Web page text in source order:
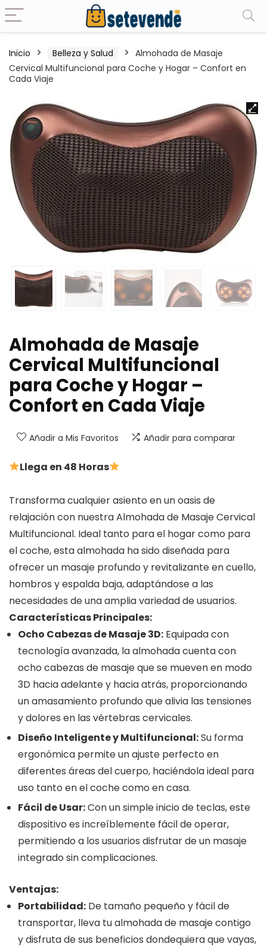
Inicio Belleza y Salud
Almohada de Masaje
Cervical Multifuncional para Coche y Hogar – Confort en
Cada Viaje
Almohada de Masaje
Cervical Multifuncional
para Coche y Hogar –
Confort en Cada Viaje
Añadir a Mis Favoritos Añadir para comparar
Llega en 48 Horas
Transforma cualquier asiento en un oasis de
relajación con nuestra Almohada de Masaje Cervical
Multifuncional. Ideal tanto para el hogar como para
el coche, esta almohada ha sido diseñada para
ofrecer un masaje profundo y revitalizante en cuello,
hombros y espalda baja, adaptándose a las
necesidades de una amplia variedad de usuarios.
Características Principales:
Ocho Cabezas de Masaje 3D: Equipada con
tecnología avanzada, la almohada cuenta con
ocho cabezas de masaje que se mueven en modo
3D hacia adelante y hacia atrás, proporcionando
un amasamiento profundo que alivia las tensiones
y dolores en las vértebras cervicales.
Diseño Inteligente y Multifuncional:Su forma
ergonómica permite un ajuste perfecto en
diferentes áreas del cuerpo, haciéndola ideal para
uso tanto en el coche como en casa.
Fácil de Usar:Con un simple inicio de teclas, este
dispositivo es increíblemente fácil de operar,
permitiendo a los usuarios disfrutar de un masaje
integrado sin complicaciones.
Ventajas:
Portabilidad: De tamaño pequeño y fácil de
transportar, lleva tu almohada de masaje contigo
y disfruta de sus beneficios dondequiera que vayas,